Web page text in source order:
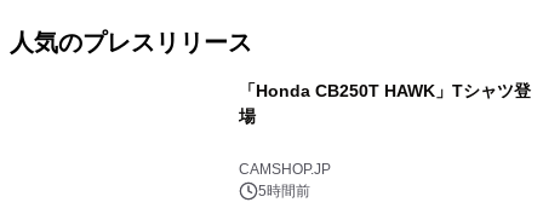
人気のプレスリリース
「Honda CB250T HAWK」Tシャツ登
場
CAMSHOP.JP
5時間前